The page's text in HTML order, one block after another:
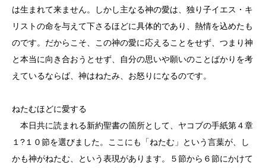
は生まれて来ません。しかし主なる神の愛は、独り子イエス・キ
リストの命を与えて下さるほどに具体的であり、熱情を込めたも
のです。だからこそ、この神の愛に応えることをせず、つまり神
と本当に向き合おうとせず、自分の思いや願いのことばかりを考
えているならば、神はねたみ、お怒りになるのです。
ねたむほどに愛する
本日共に読まれる新約聖書の箇所として、ヤコブの手紙第４章
１?１０節を選びました。ここにも「ねたむ」という言葉が、し
かも神がねたむ、という表現があります。５節から６節にかけて